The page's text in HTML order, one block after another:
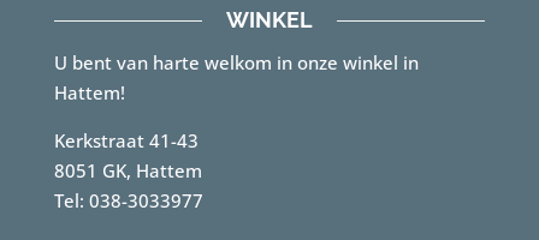
WINKEL
U bent van harte welkom in onze winkel in
Hattem!
Kerkstraat 41-43
8051 GK, Hattem
Tel: 038-3033977